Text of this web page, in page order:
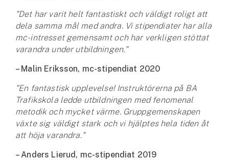
"Det har varit helt fantastiskt och väldigt roligt att
dela samma mål med andra. Vi stipendiater har alla
mc-intresset gemensamt och har verkligen stöttat
varandra under utbildningen."
– Malin Eriksson, mc-stipendiat 2020
"En fantastisk upplevelse! Instruktörerna på BA
Trafikskola ledde utbildningen med fenomenal
metodik och mycket värme. Gruppgemenskapen
växte sig väldigt stark och vi hjälptes hela tiden åt
att höja varandra."
– Anders Lierud, mc-stipendiat 2019